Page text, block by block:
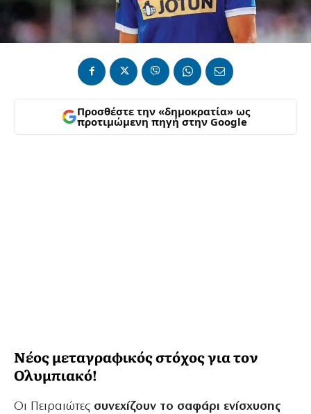
Προσθέστε την «δημοκρατία» ως
προτιμώμενη πηγή στην Google
Νέος μεταγραφικός στόχος για τον
Ολυμπιακό!
Οι Πειραιώτες συνεχίζουν το σαφάρι ενίσχυσης